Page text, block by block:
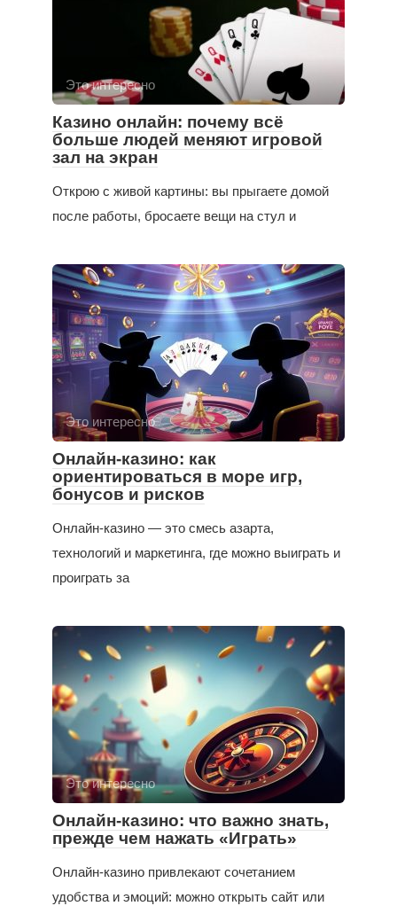
Это интересно
Казино онлайн: почему всё
больше людей меняют игровой
зал на экран
Открою с живой картины: вы прыгаете домой
после работы, бросаете вещи на стул и
Это интересно
Онлайн-казино: как
ориентироваться в море игр,
бонусов и рисков
Онлайн-казино — это смесь азарта,
технологий и маркетинга, где можно выиграть и
проиграть за
Это интересно
Онлайн-казино: что важно знать,
прежде чем нажать «Играть»
Онлайн-казино привлекают сочетанием
удобства и эмоций: можно открыть сайт или